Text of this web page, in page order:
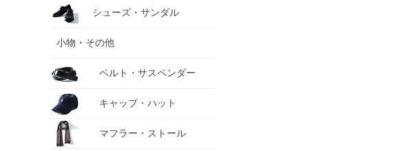
シューズ・サンダル
小物・その他
ベルト・サスペンダー
キャップ・ハット
マフラー・ストール